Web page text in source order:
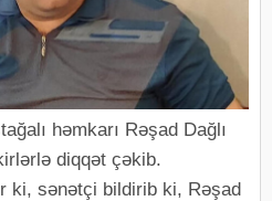
həmkarı Rəşad Dağlı
diqqət çəkib.
ki, sənətçi bildirib ki, Rəşad